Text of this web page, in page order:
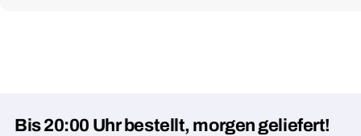
Uhr bestellt, morgen geliefert!